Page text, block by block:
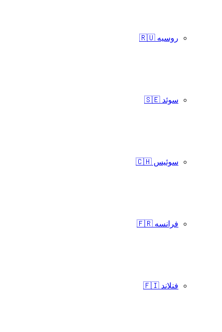
روسیه 🇷🇺
سوئد 🇸🇪
سوئیس 🇨🇭
فرانسه 🇫🇷
فنلاند 🇫🇮